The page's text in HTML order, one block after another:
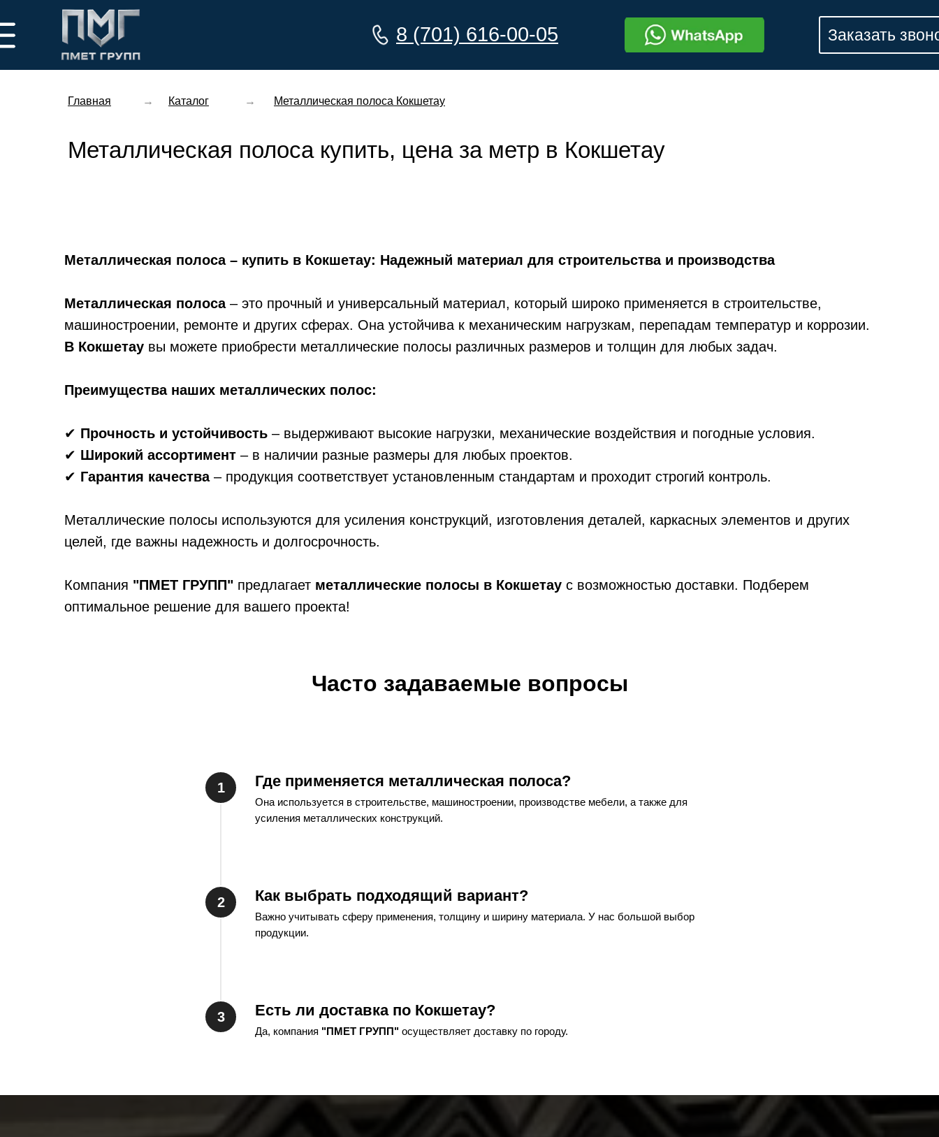
8 (701) 616-00-05 Заказать
Главная Каталог
→ Металлическая полоса Кокшетау
→
Металлическая полоса купить, цена за метр в Кокшетау
Металлическая полоса – купить в Кокшетау: Надежный материал для строительства и производства
Металлическая полоса– это прочный и универсальный материал, который широко применяется в строительстве,
машиностроении, ремонте и других сферах. Она устойчива к механическим нагрузкам, перепадам температур и коррозии.
В Кокшетау вы можете приобрести металлические полосы различных размеров и толщин для любых задач.
Преимущества наших металлических полос:
✔ Прочность и устойчивость – выдерживают высокие нагрузки, механические воздействия и погодные условия.
✔ Широкий ассортимент – в наличии разные размеры для любых проектов.
✔ Гарантия качества– продукция соответствует установленным стандартам и проходит строгий контроль.
Металлические полосы используются для усиления конструкций, изготовления деталей, каркасных элементов и других
целей, где важны надежность и долгосрочность.
Компания "ПМЕТ ГРУПП" предлагает металлические полосы в Кокшетау с возможностью доставки. Подберем
оптимальное решение для вашего проекта!
Часто задаваемые вопросы
Где применяется металлическая полоса?
Она используется в строительстве, машиностроении, производстве мебели, а также для
усиления металлических конструкций.
Как выбрать подходящий вариант?
Важно учитывать сферу применения, толщину и ширину материала. У нас большой выбор
продукции.
Есть ли доставка по Кокшетау?
Да, компания "ПМЕТ ГРУПП" осуществляет доставку по городу.